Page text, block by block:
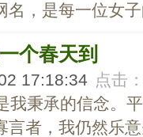
名，是每一位女
个春天到
17:18:34 点击
我秉承的信念。
言者，我仍然乐